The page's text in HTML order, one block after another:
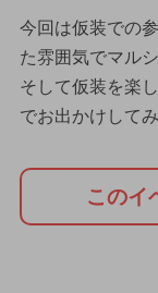
今回は仮装での
た雰囲気でマル
そして仮装を楽
でお出かけして
このイ